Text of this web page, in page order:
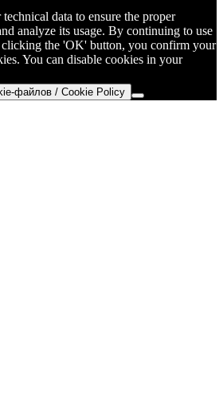
data to ensure the proper
analyze its usage. By continuing to use
the 'OK' button, you confirm your
You can disable cookies in your
файлов / Cookie Policy